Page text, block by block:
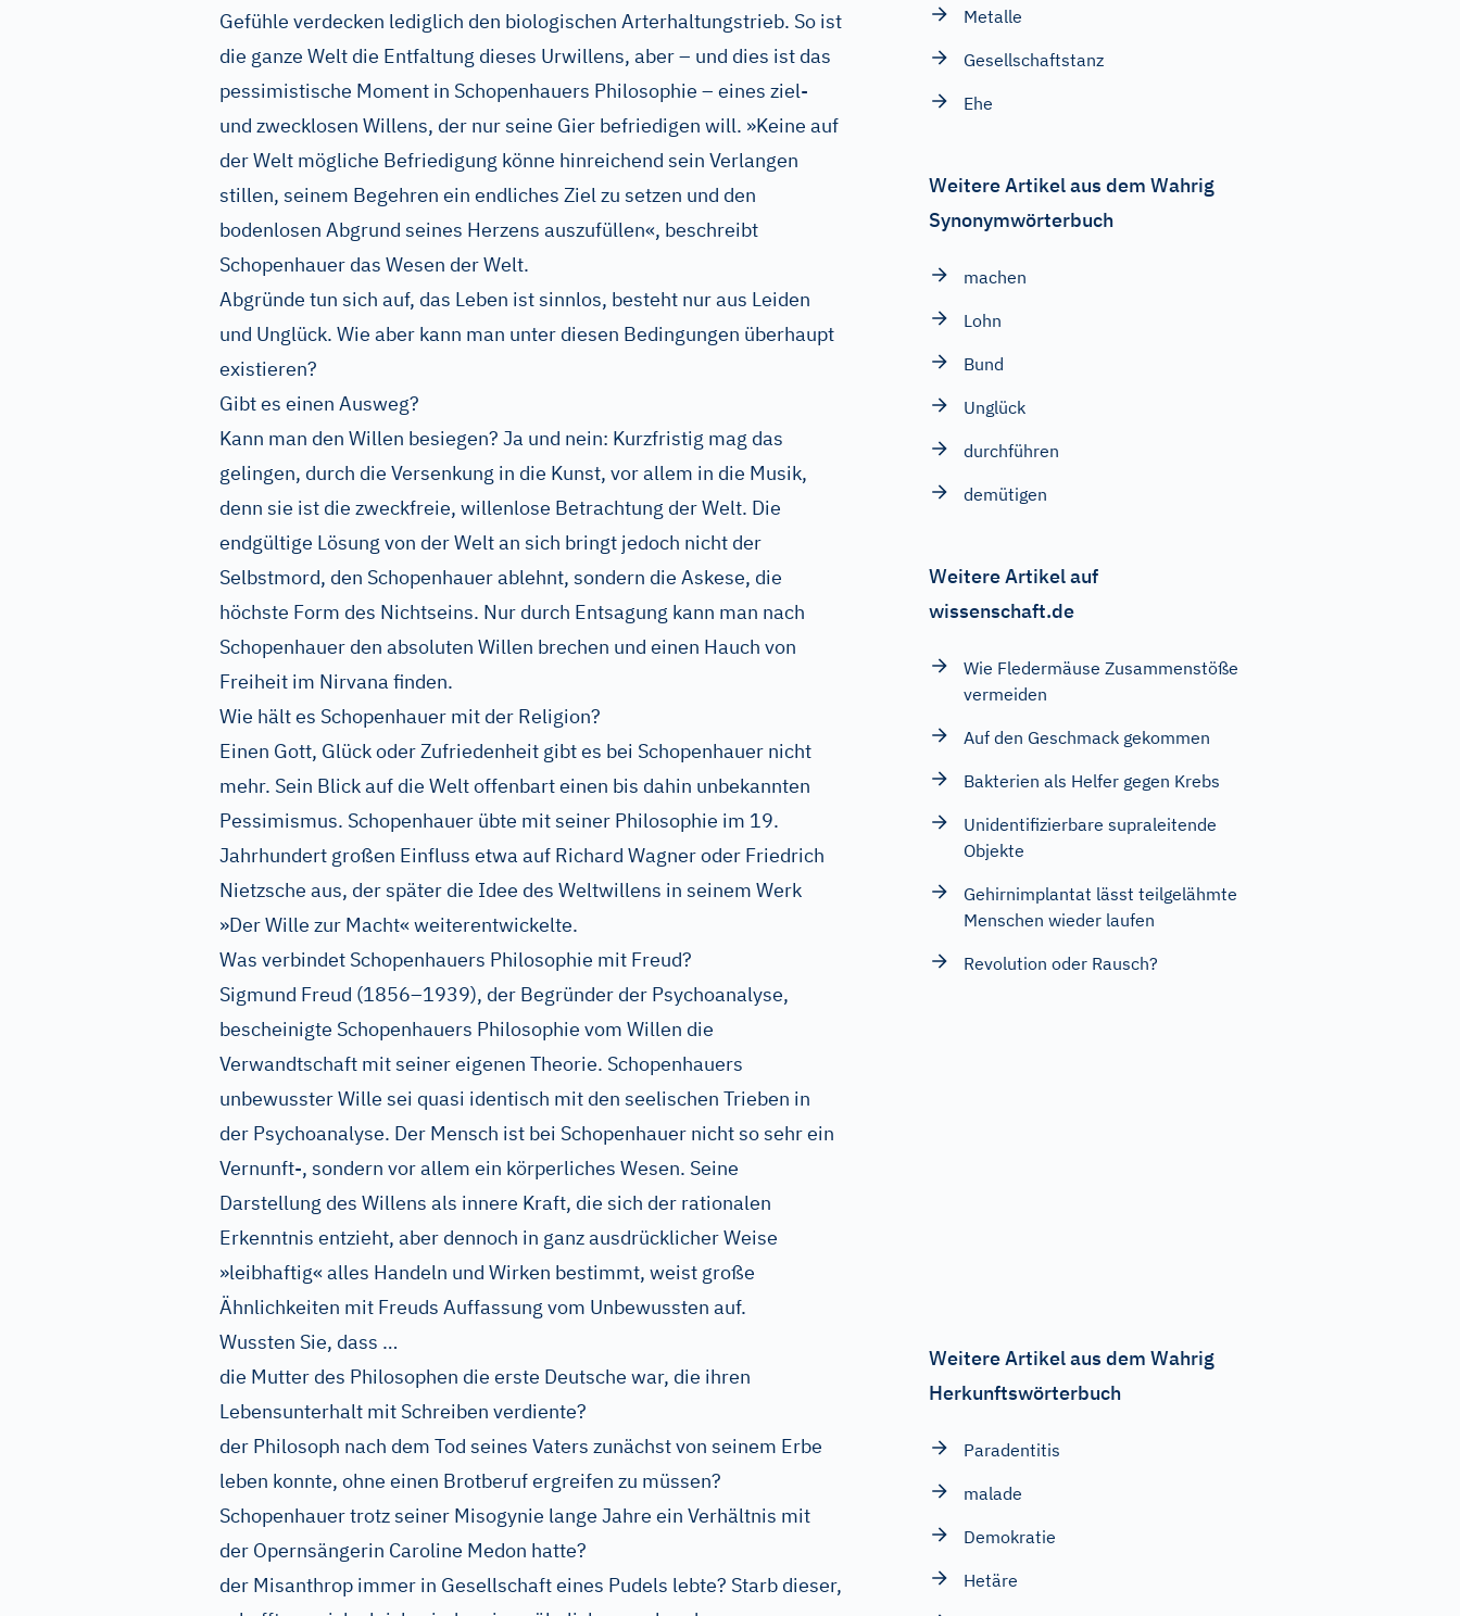
Gefühle verdecken lediglich den biologischen Arterhaltungstrieb. So ist
die ganze Welt die Entfaltung dieses Urwillens, aber – und dies ist das
pessimistische Moment in Schopenhauers Philosophie – eines ziel-
und zwecklosen Willens, der nur seine Gier befriedigen will. »Keine auf
der Welt mögliche Befriedigung könne hinreichend sein Verlangen
stillen, seinem Begehren ein endliches Ziel zu setzen und den
bodenlosen Abgrund seines Herzens auszufüllen«, beschreibt
Schopenhauer das Wesen der Welt.
Abgründe tun sich auf, das Leben ist sinnlos, besteht nur aus Leiden
und Unglück. Wie aber kann man unter diesen Bedingungen überhaupt
existieren?
Gibt es einen Ausweg?
Kann man den Willen besiegen? Ja und nein: Kurzfristig mag das
gelingen, durch die Versenkung in die Kunst, vor allem in die Musik,
denn sie ist die zweckfreie, willenlose Betrachtung der Welt. Die
endgültige Lösung von der Welt an sich bringt jedoch nicht der
Selbstmord, den Schopenhauer ablehnt, sondern die Askese, die
höchste Form des Nichtseins. Nur durch Entsagung kann man nach
Schopenhauer den absoluten Willen brechen und einen Hauch von
Freiheit im Nirvana finden.
Wie hält es Schopenhauer mit der Religion?
Einen Gott, Glück oder Zufriedenheit gibt es bei Schopenhauer nicht
mehr. Sein Blick auf die Welt offenbart einen bis dahin unbekannten
Pessimismus. Schopenhauer übte mit seiner Philosophie im 19.
Jahrhundert großen Einfluss etwa auf Richard Wagner oder Friedrich
Nietzsche aus, der später die Idee des Weltwillens in seinem Werk
»Der Wille zur Macht« weiterentwickelte.
Was verbindet Schopenhauers Philosophie mit Freud?
Sigmund Freud (1856–1939), der Begründer der Psychoanalyse,
bescheinigte Schopenhauers Philosophie vom Willen die
Verwandtschaft mit seiner eigenen Theorie. Schopenhauers
unbewusster Wille sei quasi identisch mit den seelischen Trieben in
der Psychoanalyse. Der Mensch ist bei Schopenhauer nicht so sehr ein
Vernunft-, sondern vor allem ein körperliches Wesen. Seine
Darstellung des Willens als innere Kraft, die sich der rationalen
Erkenntnis entzieht, aber dennoch in ganz ausdrücklicher Weise
»leibhaftig« alles Handeln und Wirken bestimmt, weist große
Ähnlichkeiten mit Freuds Auffassung vom Unbewussten auf.
Wussten Sie, dass …
die Mutter des Philosophen die erste Deutsche war, die ihren
Lebensunterhalt mit Schreiben verdiente?
der Philosoph nach dem Tod seines Vaters zunächst von seinem Erbe
leben konnte, ohne einen Brotberuf ergreifen zu müssen?
Schopenhauer trotz seiner Misogynie lange Jahre ein Verhältnis mit
der Opernsängerin Caroline Medon hatte?
der Misanthrop immer in Gesellschaft eines Pudels lebte? Starb dieser,
Metalle
Gesellschaftstanz
Ehe
Weitere Artikel aus dem Wahrig
Synonymwörterbuch
machen
Lohn
Bund
Unglück
durchführen
demütigen
Weitere Artikel auf
wissenschaft.de
Wie Fledermäuse Zusammenstöße
vermeiden
Auf den Geschmack gekommen
Bakterien als Helfer gegen Krebs
Unidentifizierbare supraleitende
Objekte
Gehirnimplantat lässt teilgelähmte
Menschen wieder laufen
Revolution oder Rausch?
Weitere Artikel aus dem Wahrig
Herkunftswörterbuch
Paradentitis
malade
Demokratie
Hetäre